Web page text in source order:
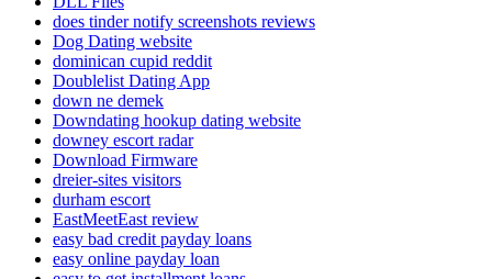
does tinder notify screenshots reviews
Dog Dating website
dominican cupid reddit
Doublelist Dating App
down ne demek
Downdating hookup dating website
downey escort radar
Download Firmware
dreier-sites visitors
durham escort
EastMeetEast review
easy bad credit payday loans
easy online payday loan